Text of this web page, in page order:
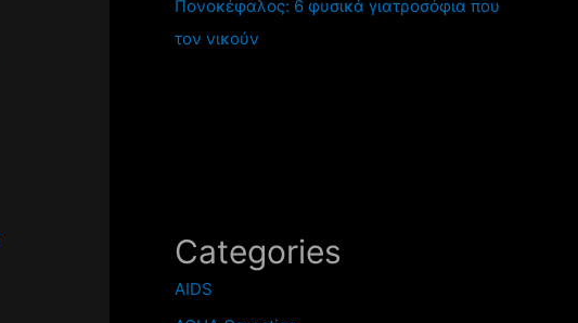
Πονοκέφαλος: 6 φυσικά γιατροσόφια που
τον νικούν
Categories
AIDS